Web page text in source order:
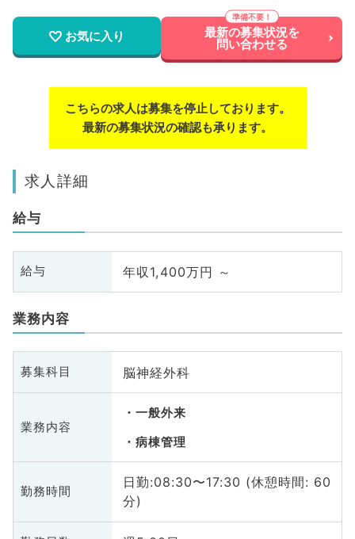
お気に入り 最新の募集状況を
問い合わせる
こちらの求人は募集を停止しております。
最新の募集状況の確認も承ります。
求人詳細
給与
給与 年収1,400万円 ～
業務内容
募集科目 脳神経外科
業務内容
一般外来
病棟管理
勤務時間
日勤:08:30〜17:30 (休憩時間: 60
分)